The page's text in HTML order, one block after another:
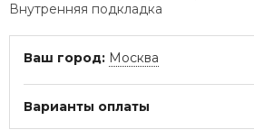
Внутренняя подкладка
Ваш город: Москва
Варианты оплаты